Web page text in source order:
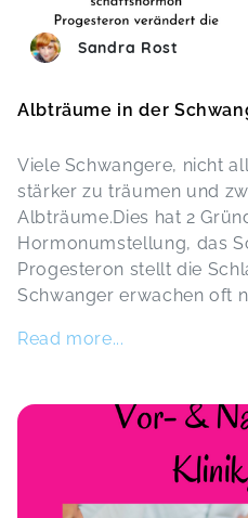
Sandra Rost
Albträume in der
Viele Schwangere, nicht
stärker zu träumen und
Albträume.Dies hat 2
Hormonumstellung, das
Progesteron stellt die
Schwanger erwachen oft
Read more...